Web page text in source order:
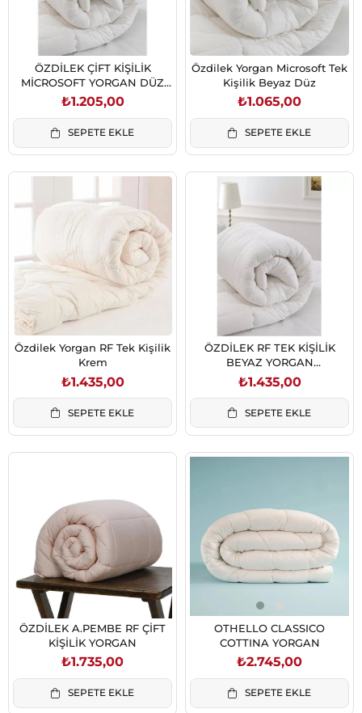
ÖZDİLEK ÇİFT KİŞİLİK
MİCROSOFT YORGAN DÜZ
BEYAZ (8697353387104)
₺1.205,00
SEPETE EKLE
Özdilek Yorgan Microsoft Tek
Kişilik Beyaz Düz
₺1.065,00
SEPETE EKLE
Özdilek Yorgan RF Tek Kişilik
Krem
₺1.435,00
SEPETE EKLE
ÖZDİLEK RF TEK KİŞİLİK
BEYAZ YORGAN
(88697353200724)
₺1.435,00
SEPETE EKLE
ÖZDİLEK A.PEMBE RF ÇİFT
KİŞİLİK YORGAN
₺1.735,00
SEPETE EKLE
OTHELLO CLASSICO
COTTINA YORGAN
₺2.745,00
SEPETE EKLE